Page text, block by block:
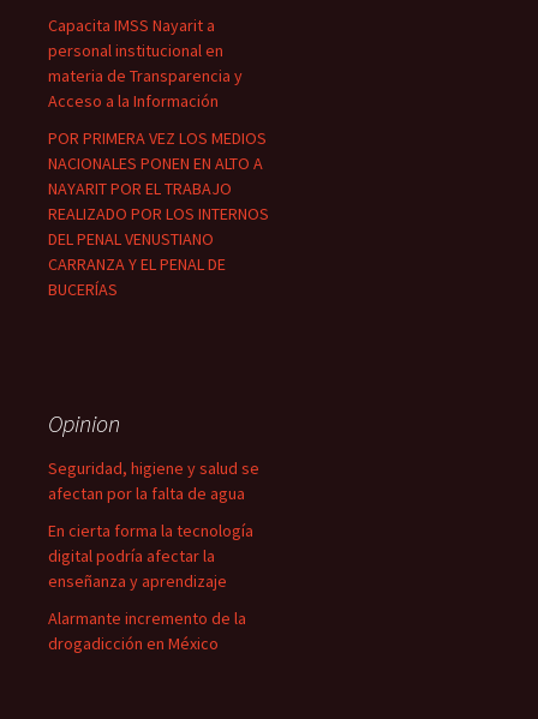
Capacita IMSS Nayarit a
personal institucional en
materia de Transparencia y
Acceso a la Información
POR PRIMERA VEZ LOS MEDIOS
NACIONALES PONEN EN ALTO A
NAYARIT POR EL TRABAJO
REALIZADO POR LOS INTERNOS
DEL PENAL VENUSTIANO
CARRANZA Y EL PENAL DE
BUCERÍAS
Opinion
Seguridad, higiene y salud se
afectan por la falta de agua
En cierta forma la tecnología
digital podría afectar la
enseñanza y aprendizaje
Alarmante incremento de la
drogadicción en México